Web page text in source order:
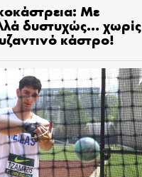
Με
δυστυχώς… χωρίς
κάστρο!